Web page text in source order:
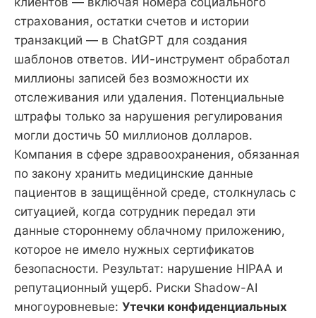
страхования, остатки счетов и истории
транзакций — в ChatGPT для создания
шаблонов ответов. ИИ-инструмент обработал
миллионы записей без возможности их
отслеживания или удаления. Потенциальные
штрафы только за нарушения регулирования
могли достичь 50 миллионов долларов.
Компания в сфере здравоохранения, обязанная
по закону хранить медицинские данные
пациентов в защищённой среде, столкнулась с
ситуацией, когда сотрудник передал эти
данные стороннему облачному приложению,
которое не имело нужных сертификатов
безопасности. Результат: нарушение HIPAA и
репутационный ущерб. Риски Shadow-AI
многоуровневые: Утечки конфиденциальных